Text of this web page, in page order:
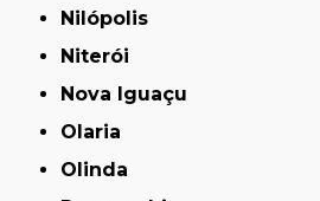
Nilópolis
Niterói
Nova Iguaçu
Olaria
Olinda